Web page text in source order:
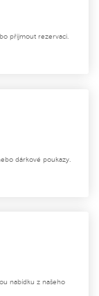
přijmout rezervaci.
dárkové poukazy.
nabídku z našeho